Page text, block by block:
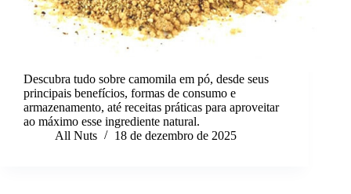
Descubra tudo sobre camomila em pó, desde seus
principais benefícios, formas de consumo e
armazenamento, até receitas práticas para aproveitar
ao máximo esse ingrediente natural.
All Nuts
18 de dezembro de 2025